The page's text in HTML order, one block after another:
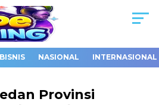
BISNIS NASIONAL INTERNASIONAL
Provinsi